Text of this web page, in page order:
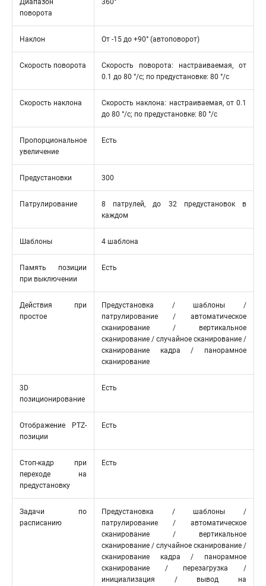
Диапазон
поворота
360°
Наклон От -15 до +90° (автоповорот)
Скорость поворота
Скорость поворота: настраиваемая, от
0.1 до 80 °/с; по предустановке: 80 °/c
Скорость наклона
Скорость наклона: настраиваемая, от 0.1
до 80 °/с; по предустановке: 80 °/с
Пропорциональное
увеличение
Есть
Предустановки 300
Патрулирование
8 патрулей, до 32 предустановок в
каждом
Шаблоны 4 шаблона
Память позиции
при выключении
Есть
Действия при
простое
Предустановка / шаблоны /
патрулирование / автоматическое
сканирование / вертикальное
сканирование / случайное сканирование /
сканирование кадра / панорамное
сканирование
3D
позиционирование
Есть
Отображение PTZ-
позиции
Есть
Стоп-кадр при
переходе на
предустановку
Есть
Задачи по
расписанию
Предустановка / шаблоны /
патрулирование / автоматическое
сканирование / вертикальное
сканирование / случайное сканирование /
сканирование кадра / панорамное
сканирование / перезагрузка /
инициализация / вывод на